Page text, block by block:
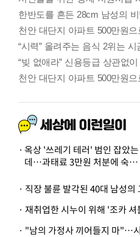
옥상 '쓰레기 테러' 범인 잡았는
데…과태료 3만원 처분에 숙박업